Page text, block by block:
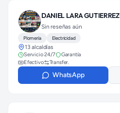
DANIEL LARA GUTIERREZ
Sin reseñas aún
Plomería Electricidad
13 alcaldías
Servicio 24/7
Garantía
Efectivo
Transfer.
WhatsApp